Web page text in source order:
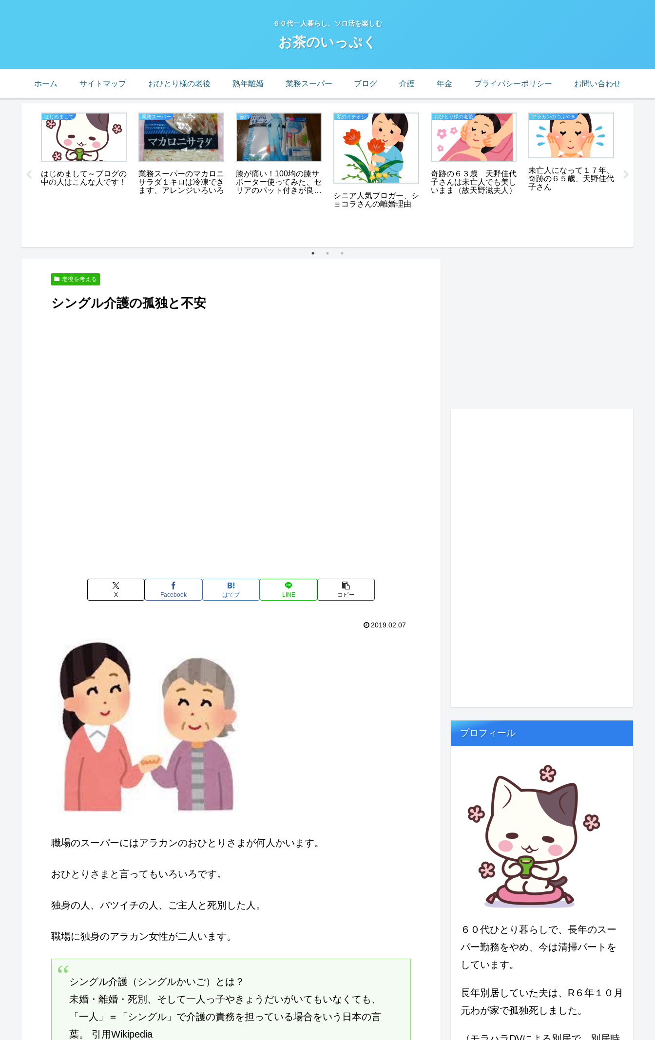
６０代一人暮らし、ソロ活を楽しむ
お茶のいっぷく
ホーム サイトマップ おひとり様の老後 熟年離婚 業務スーパー ブログ 介護 年金 プライバシーポリシー お問い合わせ
はじめまして
はじめまして～ブログの
中の人はこんな人です！
業務スーパー
業務スーパーのマカロニ
サラダ１キロは冷凍でき
ます、アレンジいろいろ
節約
膝が痛い！100均の膝サ
ポーター使ってみた、セ
リアのパット付きが良
私のイチオシ
シニア人気ブロガー、シ
ョコラさんの離婚理由
おひとり様の老後
奇跡の６３歳 天野佳代
子さんは未亡人でも美し
いまま（故天野滋夫人）
アラカンのつぶやき
未亡人になって１７年、
奇跡の６５歳、天野佳代
子さん
老後を考える
シングル介護の孤独と不安
X Facebook はてブ LINE コピー
2019.02.07
職場のスーパーにはアラカンのおひとりさまが何人かいます。
おひとりさまと言ってもいろいろです。
独身の人、バツイチの人、ご主人と死別した人。
職場に独身のアラカン女性が二人います。
シングル介護（シングルかいご）とは？
未婚・離婚・死別、そして一人っ子やきょうだいがいてもいなくても、
「一人」＝「シングル」で介護の責務を担っている場合をいう日本の言
葉。 引用Wikipedia
プロフィール
６０代ひとり暮らしで、長年のスー
パー勤務をやめ、今は清掃パートを
しています。
長年別居していた夫は、R６年１０月
元わが家で孤独死しました。